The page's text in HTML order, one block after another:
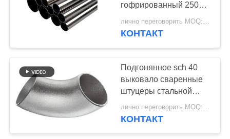
ПУТЕШЕСТВИЕ
ФАБРИКИ
ПРОВЕРКА
КАЧЕСТВА
гофрированный 2507
нержавеющая сварная
лично переговорить MOQ:Один кусок.
КОНТАКТ
Подгонянное sch 40
выковало сваренные
штуцеры стальной
градусов
лично переговорить MOQ:1 ПК
КОНТАКТ